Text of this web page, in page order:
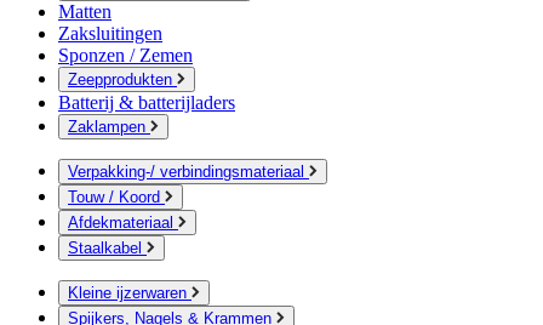
Matten
Zaksluitingen
Sponzen / Zemen
Zeepprodukten
Batterij & batterijladers
Zaklampen
Verpakking-/ verbindingsmateriaal
Touw / Koord
Afdekmateriaal
Staalkabel
Kleine ijzerwaren
Spijkers, Nagels & Krammen